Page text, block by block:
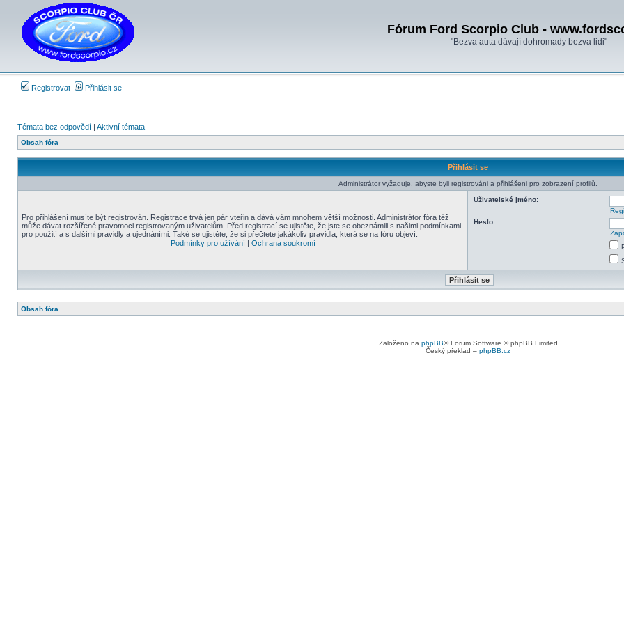
Fórum Ford Scorpio Club -
"Bezva auta dávají dohromady bezva lidi"
Registrovat Přihlásit se
Témata bez odpovědí | Aktivní témata
Obsah fóra
Přihlásit se
Administrátor vyžaduje, abyste byli registrováni a přihlášeni pro zobrazení profilů.
Pro přihlášení musíte být registrován. Registrace trvá jen pár vteřin a dává vám mnohem větší možnosti. Administrátor fóra též
může dávat rozšířené pravomoci registrovaným uživatelům. Před registrací se ujistěte, že jste se obeznámili s našimi podmínkami
pro použití a s dalšími pravidly a ujednáními. Také se ujistěte, že si přečtete jakákoliv pravidla, která se na fóru objeví.
Podmínky pro užívání| Ochrana soukromí
Uživatelské jméno:
Heslo:
Obsah fóra
Založeno na phpBB® Forum Software © phpBB Limited
Český překlad – phpBB.cz